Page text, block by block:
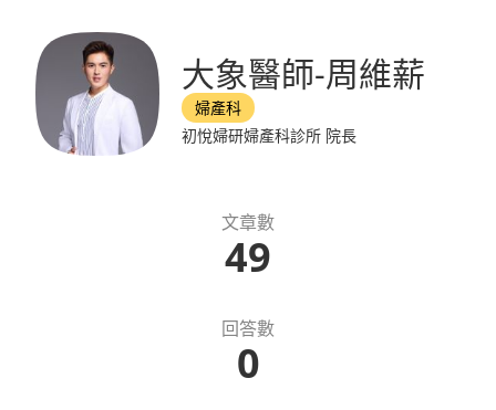
大象醫師-周維薪
婦產科
初悅婦研婦產科診所 院長
文章數
49
回答數
0